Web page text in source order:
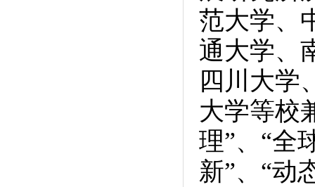
范大学、
通大学、
四川大学
大学等校
理”、“全
新”、“动